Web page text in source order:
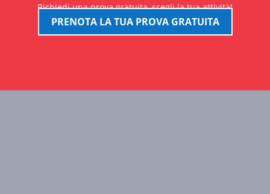
Richiedi una prova gratuita, scegli la tua attività!
PRENOTA LA TUA PROVA GRATUITA